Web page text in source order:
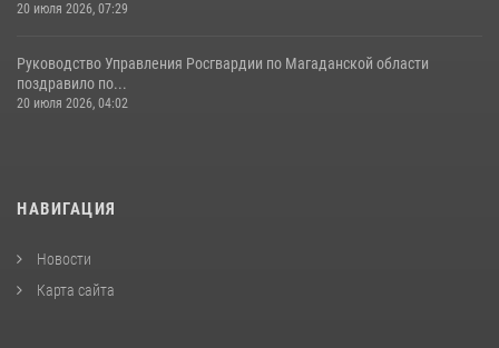
20 июля 2026, 07:29
Руководство Управления Росгвардии по Магаданской области
поздравило по...
20 июля 2026, 04:02
НАВИГАЦИЯ
Новости
Карта сайта